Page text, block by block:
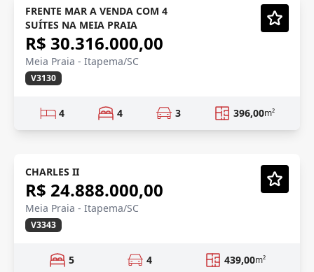
ENTREGA BREVE
Vídeo
Em Construção
FRENTE MAR A VENDA COM 4
SUÍTES NA MEIA PRAIA
R$ 30.316.000,00
Meia Praia - Itapema/SC
V3130
4 4 3 396,00m²
YACHT HOME
Vídeo
Pré-lançamento
CHARLES II
R$ 24.888.000,00
Meia Praia - Itapema/SC
V3343
5 4 439,00m²